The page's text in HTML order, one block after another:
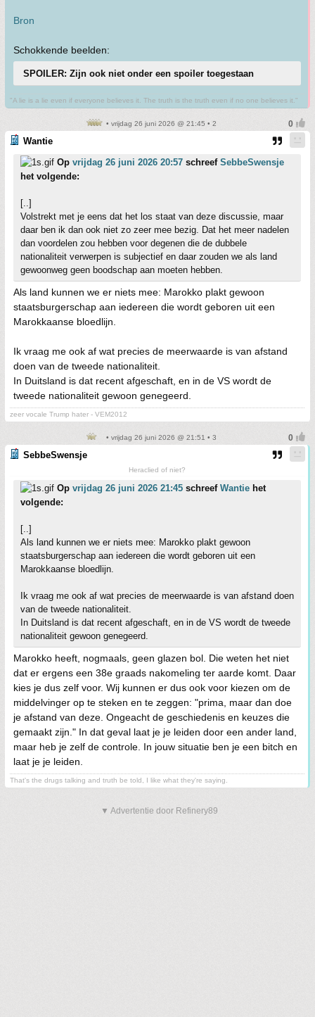
Bron
Schokkende beelden:
SPOILER: Zijn ook niet onder een spoiler toegestaan
"A lie is a lie even if everyone believes it. The truth is the truth even if no one believes it."
• vrijdag 26 juni 2026 @ 21:45 • 2
Wantie
Op vrijdag 26 juni 2026 20:57 schreef SebbeSwensje
het volgende:
[..]
Volstrekt met je eens dat het los staat van deze discussie, maar
daar ben ik dan ook niet zo zeer mee bezig. Dat het meer nadelen
dan voordelen zou hebben voor degenen die de dubbele
nationaliteit verwerpen is subjectief en daar zouden we als land
gewoonweg geen boodschap aan moeten hebben.
Als land kunnen we er niets mee: Marokko plakt gewoon
staatsburgerschap aan iedereen die wordt geboren uit een
Marokkaanse bloedlijn.
Ik vraag me ook af wat precies de meerwaarde is van afstand
doen van de tweede nationaliteit.
In Duitsland is dat recent afgeschaft, en in de VS wordt de
tweede nationaliteit gewoon genegeerd.
zeer vocale Trump hater - VEM2012
• vrijdag 26 juni 2026 @ 21:51 • 3
SebbeSwensje
Heraclied of niet?
Op vrijdag 26 juni 2026 21:45 schreef Wantie het
volgende:
[..]
Als land kunnen we er niets mee: Marokko plakt gewoon
staatsburgerschap aan iedereen die wordt geboren uit een
Marokkaanse bloedlijn.
Ik vraag me ook af wat precies de meerwaarde is van afstand doen
van de tweede nationaliteit.
In Duitsland is dat recent afgeschaft, en in de VS wordt de tweede
nationaliteit gewoon genegeerd.
Marokko heeft, nogmaals, geen glazen bol. Die weten het niet
dat er ergens een 38e graads nakomeling ter aarde komt. Daar
kies je dus zelf voor. Wij kunnen er dus ook voor kiezen om de
middelvinger op te steken en te zeggen: "prima, maar dan doe
je afstand van deze. Ongeacht de geschiedenis en keuzes die
gemaakt zijn." In dat geval laat je je leiden door een ander land,
maar heb je zelf de controle. In jouw situatie ben je een bitch en
laat je je leiden.
That's the drugs talking and truth be told, I like what they're saying.
▼ Advertentie door Refinery89